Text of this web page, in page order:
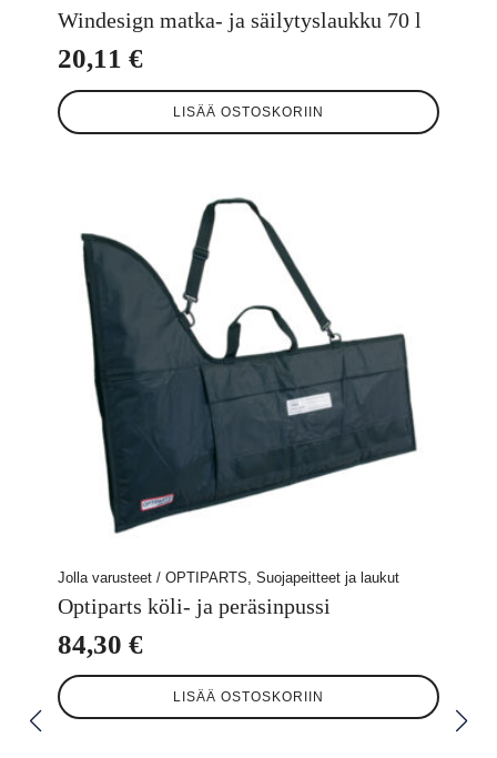
Windesign matka- ja säilytyslaukku 70 l
20,11 €
LISÄÄ OSTOSKORIIN
Jolla varusteet / OPTIPARTS, Suojapeitteet ja laukut
Optiparts köli- ja peräsinpussi
84,30 €
LISÄÄ OSTOSKORIIN